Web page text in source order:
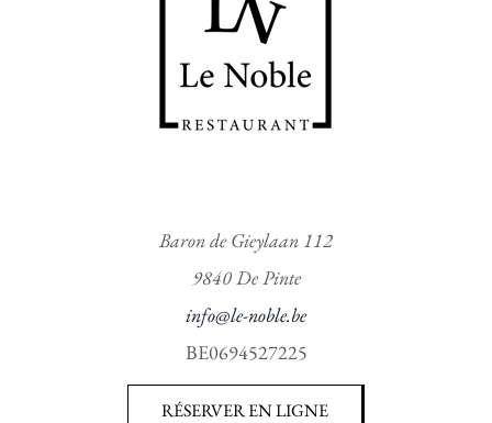
Baron de Gieylaan 112
9840 De Pinte
info@le-noble.be
BE0694527225
RÉSERVER EN LIGNE